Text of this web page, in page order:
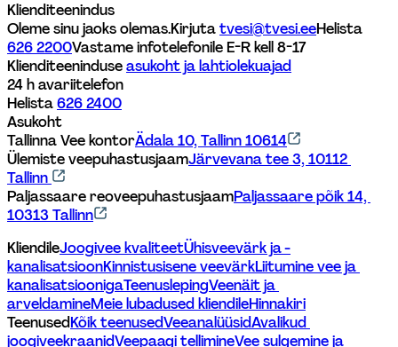
Klienditeenindus
Oleme sinu jaoks olemas.Kirjuta tvesi@tvesi.eeHelista
626 2200Vastame infotelefonile E-R kell 8-17
Klienditeeninduse asukoht ja lahtiolekuajad
24 h avariitelefon
Helista 626 2400
Asukoht
Tallinna Vee kontorÄdala 10, Tallinn 10614
Ülemiste veepuhastusjaamJärvevana tee 3, 10112
Tallinn
Paljassaare reoveepuhastusjaamPaljassaare põik 14,
10313 Tallinn
KliendileJoogivee kvaliteetÜhisveevärk ja -
kanalisatsioonKinnistusisene veevärkLiitumine vee ja
kanalisatsioonigaTeenuslepingVeenäit ja
arveldamineMeie lubadused kliendileHinnakiri
TeenusedKõik teenusedVeeanalüüsidAvalikud
joogiveekraanidVeepaagi tellimineVee sulgemine ja